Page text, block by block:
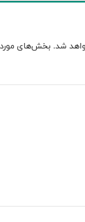
شد. بخش‌های